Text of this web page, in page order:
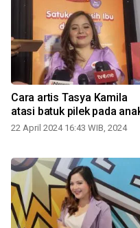
Cara artis Tasya Kamila
atasi batuk pilek pada
22 April 2024 16:43 WIB, 2024